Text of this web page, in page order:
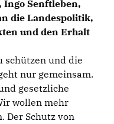
Ingo Senftleben,
die Landespolitik,
und den Erhalt
schützen und die
nur gemeinsam.
gesetzliche
wollen mehr
Der Schutz von